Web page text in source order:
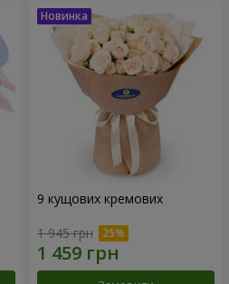
9 кущових кремових
1 945 грн